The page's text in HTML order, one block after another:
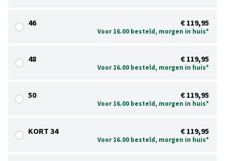
46 € 119,95
Voor 16.00 besteld, morgen in huis*
48 € 119,95
Voor 16.00 besteld, morgen in huis*
50 € 119,95
Voor 16.00 besteld, morgen in huis*
KORT 34 € 119,95
Voor 16.00 besteld, morgen in huis*